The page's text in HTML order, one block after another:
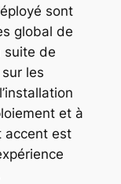
sont
global de
suite de
les
et à
accent est